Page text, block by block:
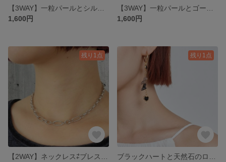
1,600円
1,600円
残り1点 残り1点